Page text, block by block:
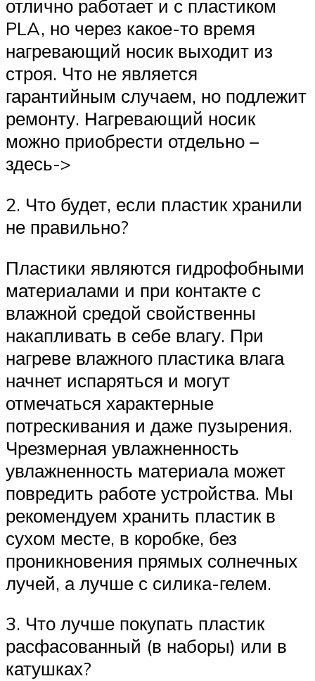
отлично работает и с пластиком
PLA, но через какое-то время
нагревающий носик выходит из
строя. Что не является
гарантийным случаем, но подлежит
ремонту. Нагревающий носик
можно приобрести отдельно –
здесь->
2. Что будет, если пластик хранили
не правильно?
Пластики являются гидрофобными
материалами и при контакте с
влажной средой свойственны
накапливать в себе влагу. При
нагреве влажного пластика влага
начнет испаряться и могут
отмечаться характерные
потрескивания и даже пузырения.
Чрезмерная увлажненность
увлажненность материала может
повредить работе устройства. Мы
рекомендуем хранить пластик в
сухом месте, в коробке, без
проникновения прямых солнечных
лучей, а лучше с силика-гелем.
3. Что лучше покупать пластик
расфасованный (в наборы) или в
катушках?